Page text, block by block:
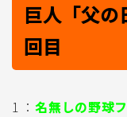
巨人「父
回目
1 ：名無しの野球